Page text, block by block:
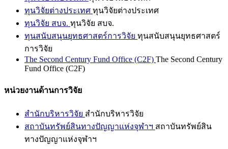
ทุนวิจัยต่างประเทศ ทุนวิจัยต่างประเทศ
ทุนวิจัย สบจ. ทุนวิจัย สบจ.
ทุนสนับสนุนยุทธศาสตร์การวิจัย ทุนสนับสนุนยุทธศาสตร์
การวิจัย
The Second Century Fund Office (C2F) The Second Century
Fund Office (C2F)
หน่วยงานด้านการวิจัย
สำนักบริหารวิจัย สำนักบริหารวิจัย
สถาบันทรัพย์สินทางปัญญาแห่งจุฬาฯ สถาบันทรัพย์สิน
ทางปัญญาแห่งจุฬาฯ